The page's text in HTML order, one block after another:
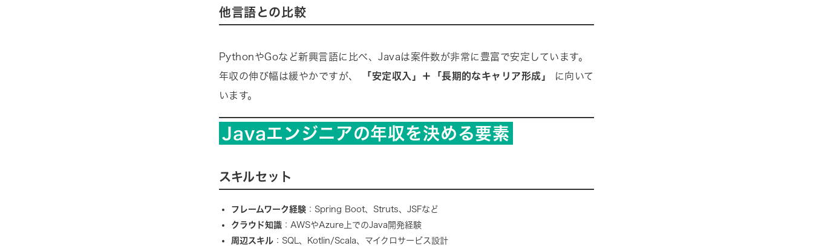
他言語との比較
PythonやGoなど新興言語に比べ、Javaは案件数が非常に豊富で安定しています。
年収の伸び幅は緩やかですが、
「安定収入」＋「長期的なキャリア形成」
に向いて
います。
Javaエンジニアの年収を決める要素
スキルセット
フレームワーク経験 ：Spring Boot、Struts、JSFなど
クラウド知識 ：AWSやAzure上でのJava開発経験
周辺スキル ：SQL、Kotlin/Scala、マイクロサービス設計